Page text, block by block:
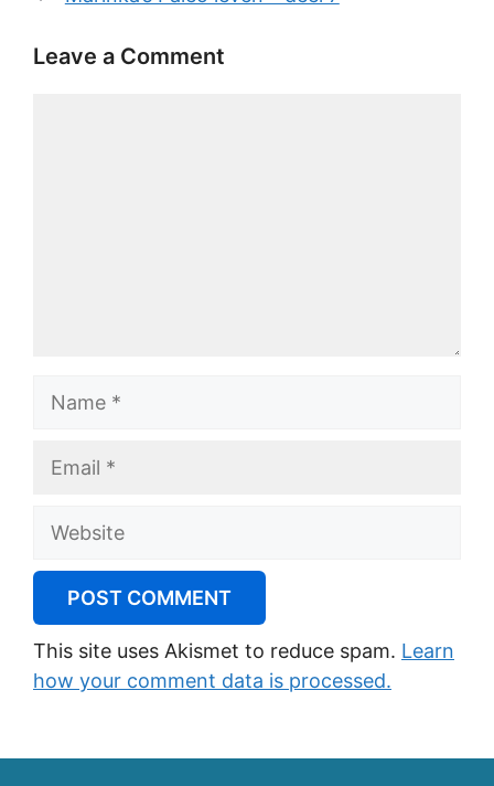
Leave a Comment
Name
Email
Website
This site uses Akismet to reduce spam. Learn
how your comment data is processed.